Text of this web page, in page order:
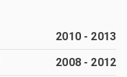
2010- 2013
2008- 2012